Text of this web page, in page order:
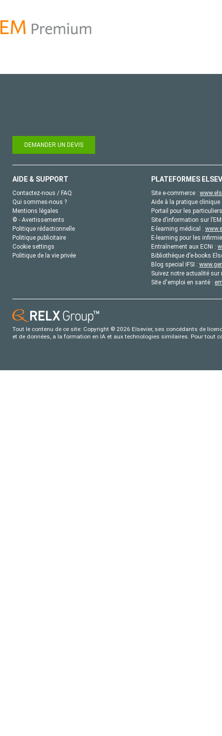
DEMANDER UN DEVIS
AIDE & SUPPORT
Contactez-nous / FAQ
Qui sommes-nous ?
Mentions légales
© - Avertissements
Politique rédactionnelle
Politique publicitaire
Cookie settings
Politique de la vie privée
PLATEFORMES
Site e-commerce :
Aide à la pratique
Portail pour les
Site d’information sur
E-learning médical :
E-learning pour les
Entraînement aux ECNi :
Bibliothèque d’e-books
Blog special IFSI :
Suivez notre actualité sur
Site d'emploi en santé :
Tout le contenu de ce site: Copyright © 2026 Elsevier, ses concédants de
et de données, a la formation en IA et aux technologies similaires. Pour tout